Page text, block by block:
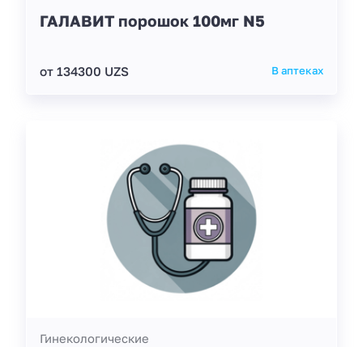
ГАЛАВИТ порошок 100мг N5
от 134300 UZS В аптеках
Гинекологические